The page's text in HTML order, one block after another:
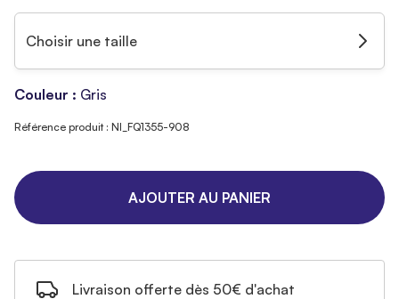
Choisir une taille
Couleur : Gris
Référence produit : NI_FQ1355-908
AJOUTER AU PANIER
Livraison offerte dès 50€ d'achat